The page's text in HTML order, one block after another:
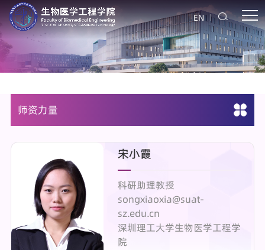
EN
师资力量
宋小霞
科研助理教授
songxiaoxia@suat-
sz.edu.cn
深圳理工大学生物医学工程学
院